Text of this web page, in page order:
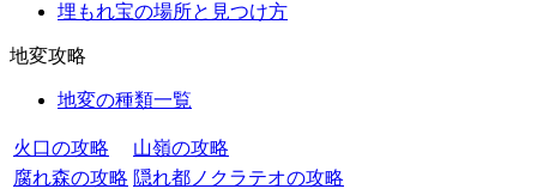
埋もれ宝の場所と見つけ方
地変攻略
地変の種類一覧
火口の攻略
山嶺の攻略
腐れ森の攻略 隠れ都ノクラテオの攻略